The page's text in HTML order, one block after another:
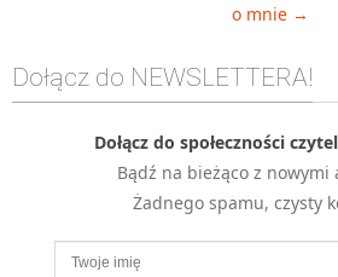
PHP
MOBILE
Android
KONTROLA
Git
BAZY
o mnie →
Dołącz do NEWSLETTERA!
Dołącz do społeczności
Bądź na bieżąco z nowymi
Żadnego spamu, czysty